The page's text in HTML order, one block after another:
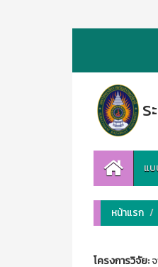
แ
หน้าแรก
โครงการวิจัย: